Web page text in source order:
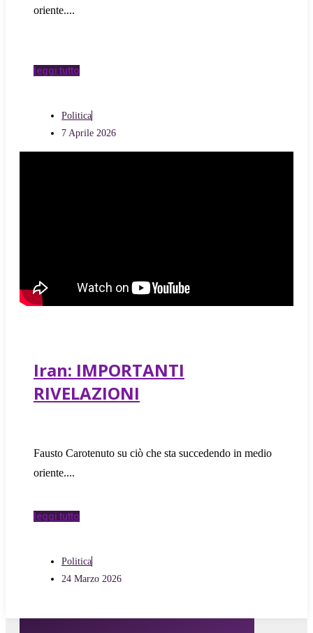
oriente.
leggi tutto
Politica
7 Aprile 2026
Iran: IMPORTANTI
RIVELAZIONI
Fausto Carotenuto su ciò che sta succedendo in medio
oriente.
leggi tutto
Politica
24 Marzo 2026